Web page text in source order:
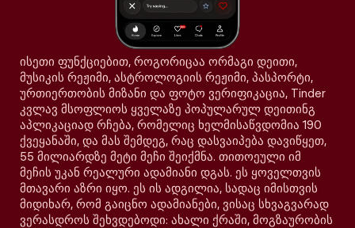
ისეთი ფუნქციებით, როგორიცაა ორმაგი დეითი,
მუსიკის რეჟიმი, ასტროლოგიის რეჟიმი, პასპორტი,
ურთიერთობის მიზანი და ფოტო ვერიფიკაცია, Tinder
კვლავ მსოფლიოს ყველაზე პოპულარულ დეითინგ
აპლიკაციად რჩება, რომელიც ხელმისაწვდომია 190
ქვეყანაში, და მას შემდეგ, რაც დასვაიპება დავიწყეთ,
55 მილიარდზე მეტი მეჩი შეიქმნა. თითოეული იმ
მეჩის უკან რეალური ადამიანი დგას. ეს ყოველთვის
მთავარი აზრი იყო. ეს ის ადგილია, სადაც იმისთვის
მიდიხარ, რომ გაიცნო ადამიანები, ვისაც სხვაგვარად
ვერასდროს შეხვდებოდი: ახალი ქრაში, მოგზაურობის